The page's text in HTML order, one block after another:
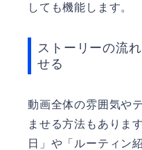
しても機能します。
ストーリーの流
せる
動画全体の雰囲気や
ませる方法もありま
日」や「ルーティン